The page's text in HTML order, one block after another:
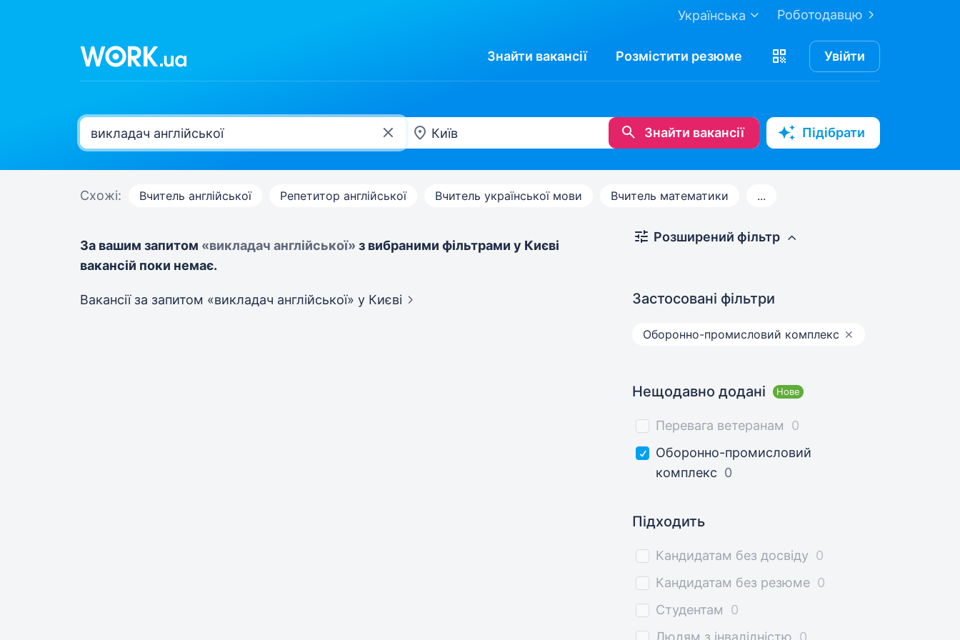
Роботодавцю
Українська
Знайти вакансії Розмістити резюме Увійти
Знайти вакансії Підібрати
Схожі: Вчитель англійської Репетитор англійської Вчитель української мови Вчитель математики ...
За вашим запитом «викладач англійської» з вибраними фільтрами у Києві
вакансій поки немає.
Вакансії за запитом «викладач англійської» у Києві
Розширений фільтр
Застосовані фільтри
Оборонно-промисловий комплекс
Нещодавно додані Нове
Перевага ветеранам
0
Оборонно-промисловий
комплекс 0
Підходить
Кандидатам без досвіду 0
Кандидатам без резюме 0
Студентам
0
Людям з інвалідністю 0